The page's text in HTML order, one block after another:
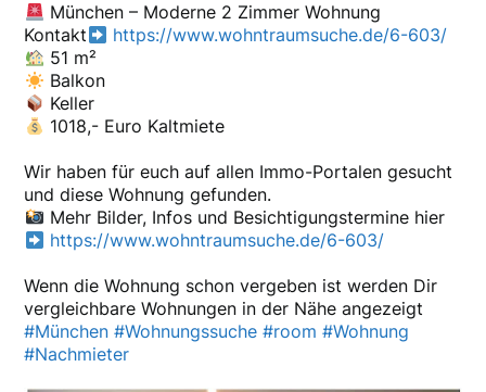
München – Moderne 2 Zimmer Wohnung
Kontakt
https://www.wohntraumsuche.de/6-603/
51 m²
Balkon
Keller
1018,- Euro Kaltmiete
Wir haben für euch auf allen Immo-Portalen gesucht
und diese Wohnung gefunden.
Mehr Bilder, Infos und Besichtigungstermine hier
https://www.wohntraumsuche.de/6-603/
Wenn die Wohnung schon vergeben ist werden Dir
vergleichbare Wohnungen in der Nähe angezeigt
#München #Wohnungssuche #room #Wohnung
#Nachmieter